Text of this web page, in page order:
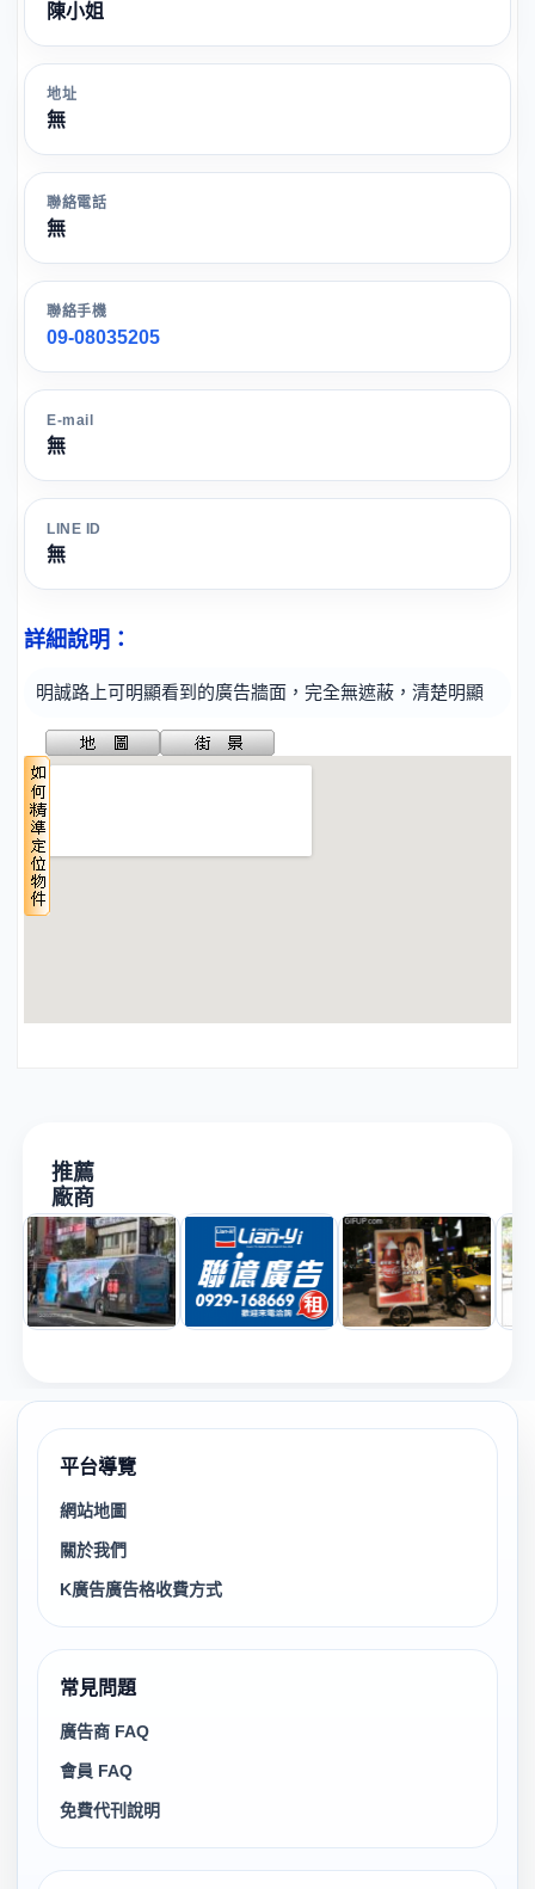
陳小姐
地址
無
聯絡電話
無
聯絡手機
09-08035205
E-mail
無
LINE ID
無
詳細說明：
明誠路上可明顯看到的廣告牆面，完全無遮蔽，清楚明顯
推薦
廠商
平台導覽
網站地圖
關於我們
K廣告廣告格收費方式
常見問題
廣告商 FAQ
會員 FAQ
免費代刊說明